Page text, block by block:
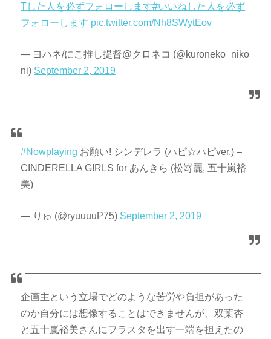
Tした人を必ずフォローします#いいねした人を必ず
フォローします pic.twitter.com/Nh8SWytEov
— ヨハネ/にこ推し提督@クロネコ (@kuroneko_niko
ni) September 2, 2019
#Nowplaying お願い! シンデレラ (ハピ☆ハピver.) –
CINDERELLA GIRLS for あんきら (松嵜麗, 五十嵐裕
美)
— りゅ (@ryuuuuP75) September 2, 2019
企画主という立場でどのような苦労や負担があった
のか自分には想像することはできませんが、双葉杏
と五十嵐裕美さんにフラスタを出す一端を担えたの